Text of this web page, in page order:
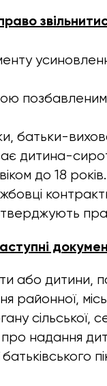
батьки-
дитина-
до 18 років.
або дитини,
районної,
сільської,
надання